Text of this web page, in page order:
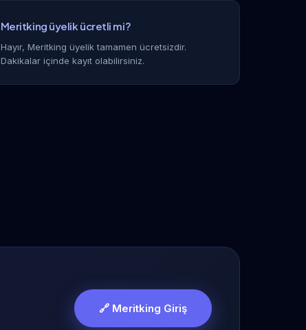
Meritking üyelik ücretli mi?
Hayır, Meritking üyelik tamamen ücretsizdir.
Dakikalar içinde kayıt olabilirsiniz.
🔗 Meritking Giriş